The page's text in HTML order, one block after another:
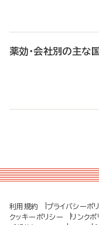
薬効・会社別の主な
利用規約 プライバシーポ
クッキーポリシー
リンクポ